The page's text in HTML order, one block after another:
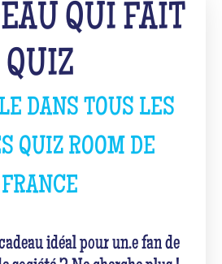
QUI FAIT
QUIZ
DANS TOUS LES
QUIZ ROOM DE
FRANCE
idéal pour un.e fan de